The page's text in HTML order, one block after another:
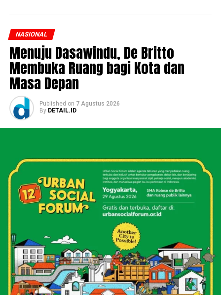
NASIONAL
Menuju Dasawindu, De Britto
Membuka Ruang bagi Kota dan
Masa Depan
Published on 7 Agustus 2026
By DETAIL.ID